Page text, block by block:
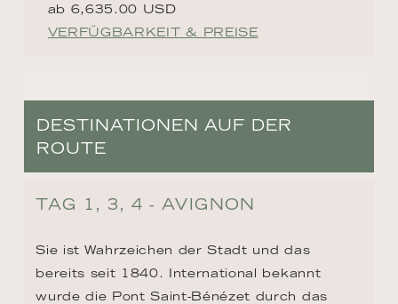
ab 6,635.00 USD
VERFÜGBARKEIT & PREISE
DESTINATIONEN AUF DER
ROUTE
TAG 1, 3, 4 - AVIGNON
Sie ist Wahrzeichen der Stadt und das
bereits seit 1840. International bekannt
wurde die Pont Saint-Bénézet durch das